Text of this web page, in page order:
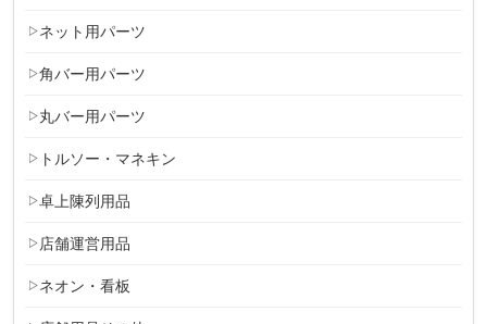
ネット用パーツ
角バー用パーツ
丸バー用パーツ
トルソー・マネキン
卓上陳列用品
店舗運営用品
ネオン・看板